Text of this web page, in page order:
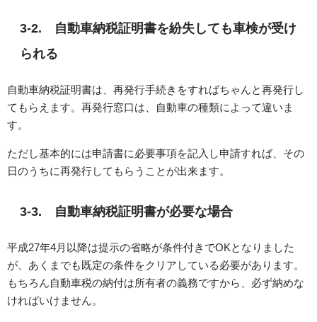
3-2. 自動車納税証明書を紛失しても車検が受け
られる
自動車納税証明書は、再発行手続きをすればちゃんと再発行し
てもらえます。再発行窓口は、自動車の種類によって違いま
す。
ただし基本的には申請書に必要事項を記入し申請すれば、その
日のうちに再発行してもらうことが出来ます。
3-3. 自動車納税証明書が必要な場合
平成27年4月以降は提示の省略が条件付きでOKとなりました
が、あくまでも既定の条件をクリアしている必要があります。
もちろん自動車税の納付は所有者の義務ですから、必ず納めな
ければいけません。